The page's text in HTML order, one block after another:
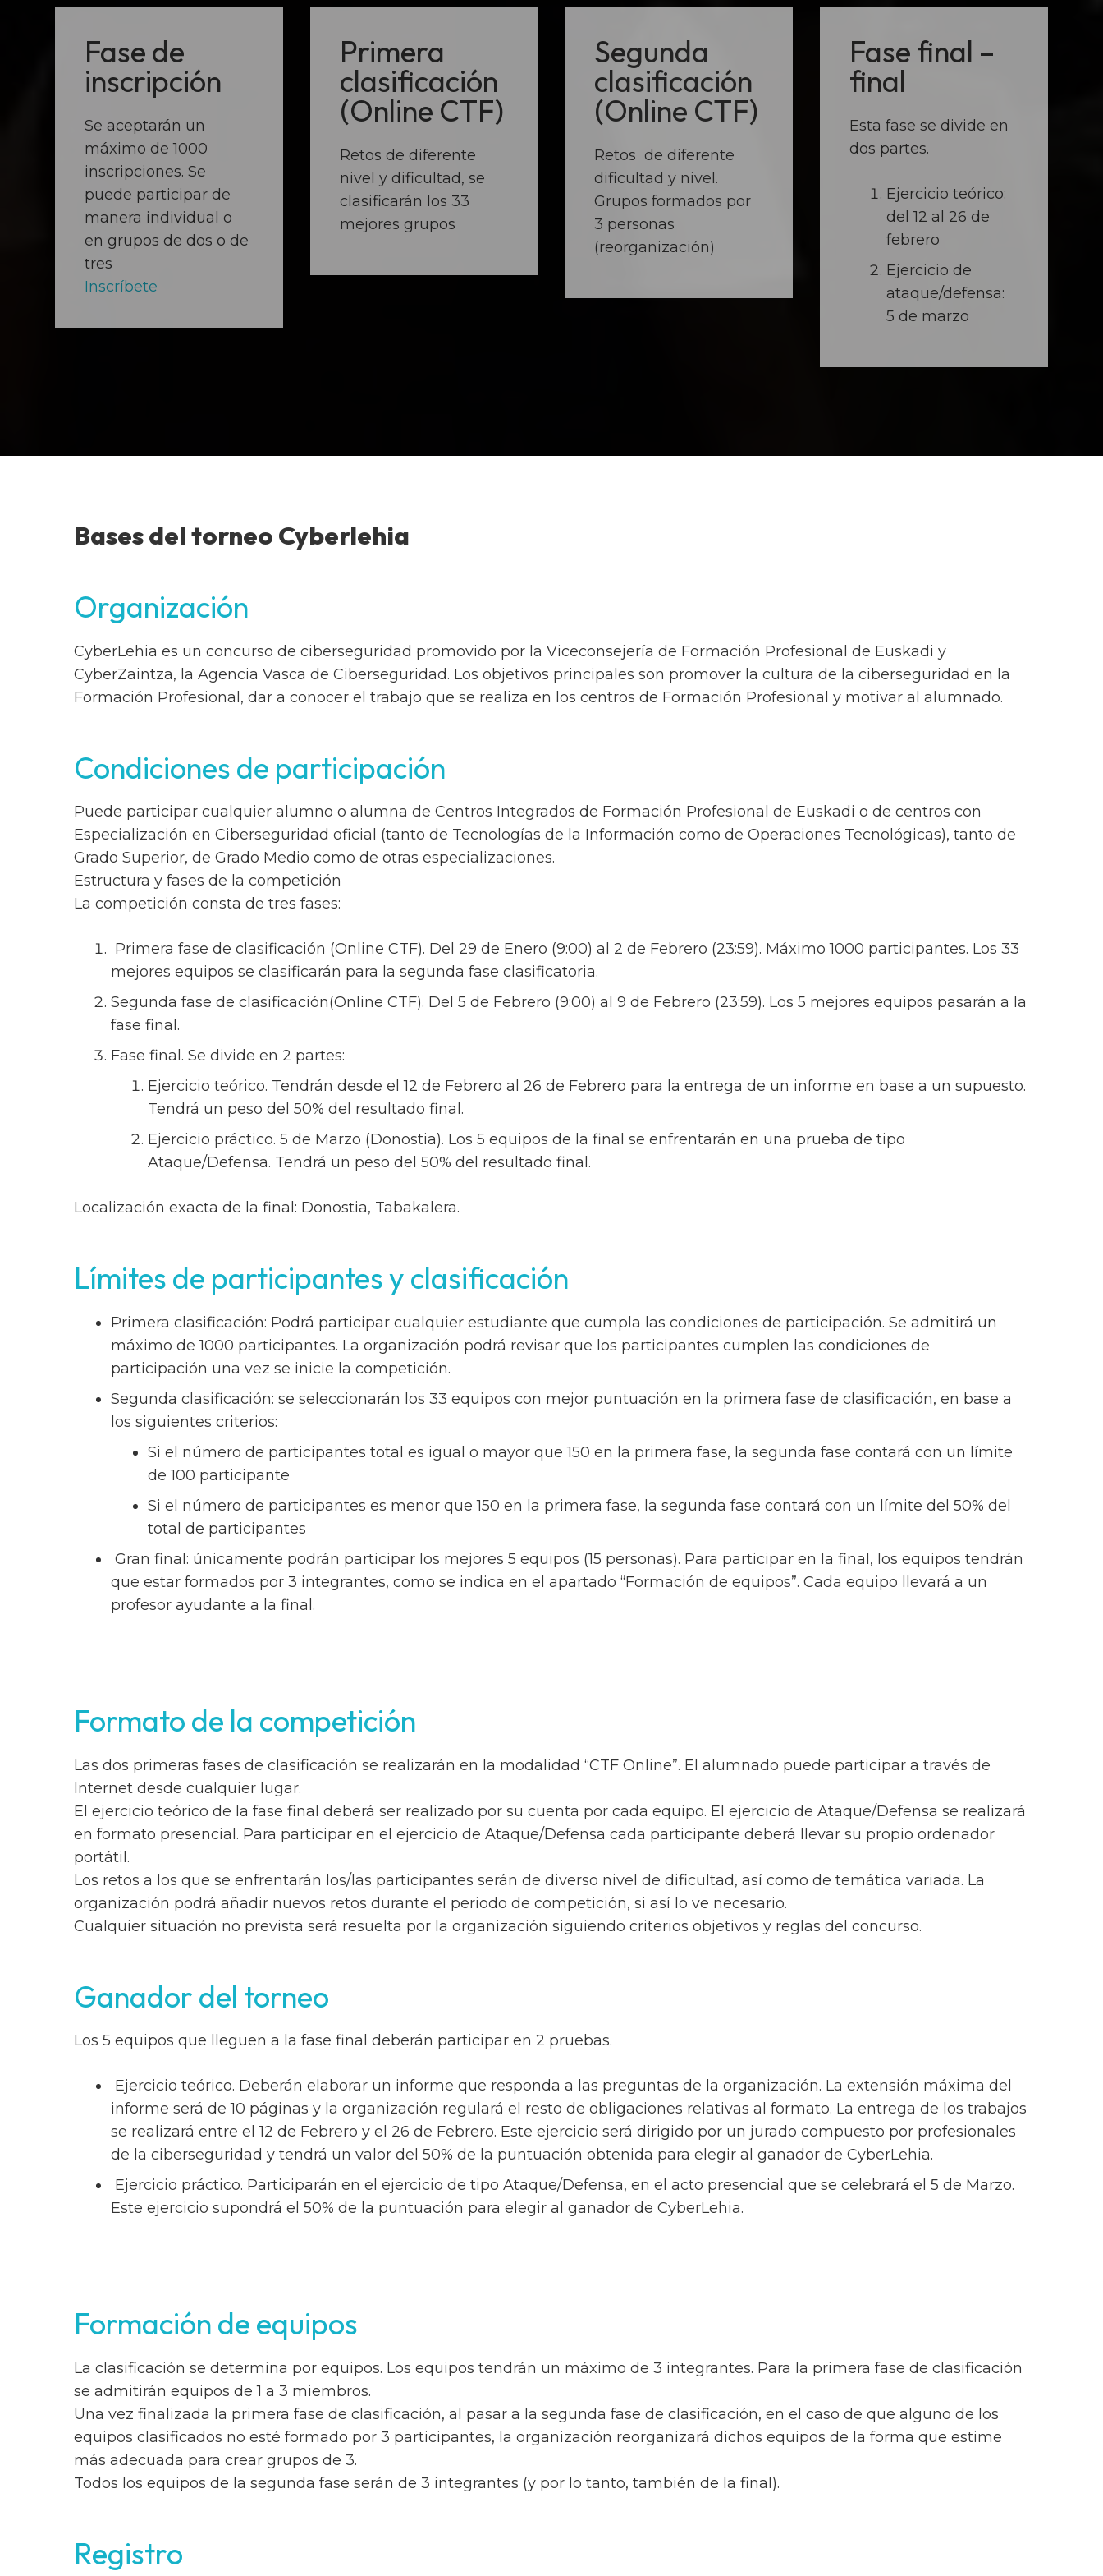
Fase de
inscripción
Se aceptarán un
máximo de 1000
inscripciones. Se
puede participar de
manera individual o
en grupos de dos o de
tres
Inscríbete
Primera
clasificación
(Online CTF)
Retos de diferente
nivel y dificultad, se
clasificarán los 33
mejores grupos
Segunda
clasificación
(Online CTF)
Retos de diferente
dificultad y nivel.
Grupos formados por
3 personas
(reorganización)
Fase final –
final
Esta fase se divide en
dos partes.
Ejercicio teórico:
del 12 al 26 de
febrero
Ejercicio de
ataque/defensa:
5 de marzo
Bases del torneo Cyberlehia
Organización
CyberLehia es un concurso de ciberseguridad promovido por la Viceconsejería de Formación Profesional de Euskadi y
CyberZaintza, la Agencia Vasca de Ciberseguridad. Los objetivos principales son promover la cultura de la ciberseguridad en la
Formación Profesional, dar a conocer el trabajo que se realiza en los centros de Formación Profesional y motivar al alumnado.
Condiciones de participación
Puede participar cualquier alumno o alumna de Centros Integrados de Formación Profesional de Euskadi o de centros con
Especialización en Ciberseguridad oficial (tanto de Tecnologías de la Información como de Operaciones Tecnológicas), tanto de
Grado Superior, de Grado Medio como de otras especializaciones.
Estructura y fases de la competición
La competición consta de tres fases:
Primera fase de clasificación (Online CTF). Del 29 de Enero (9:00) al 2 de Febrero (23:59). Máximo 1000 participantes. Los 33
mejores equipos se clasificarán para la segunda fase clasificatoria.
Segunda fase de clasificación(Online CTF). Del 5 de Febrero (9:00) al 9 de Febrero (23:59). Los 5 mejores equipos pasarán a la
fase final.
Fase final. Se divide en 2 partes:
Ejercicio teórico. Tendrán desde el 12 de Febrero al 26 de Febrero para la entrega de un informe en base a un supuesto.
Tendrá un peso del 50% del resultado final.
Ejercicio práctico. 5 de Marzo (Donostia). Los 5 equipos de la final se enfrentarán en una prueba de tipo
Ataque/Defensa. Tendrá un peso del 50% del resultado final.
Localización exacta de la final: Donostia, Tabakalera.
Límites de participantes y clasificación
Primera clasificación: Podrá participar cualquier estudiante que cumpla las condiciones de participación. Se admitirá un
máximo de 1000 participantes. La organización podrá revisar que los participantes cumplen las condiciones de
participación una vez se inicie la competición.
Segunda clasificación: se seleccionarán los 33 equipos con mejor puntuación en la primera fase de clasificación, en base a
los siguientes criterios:
Si el número de participantes total es igual o mayor que 150 en la primera fase, la segunda fase contará con un límite
de 100 participante
Si el número de participantes es menor que 150 en la primera fase, la segunda fase contará con un límite del 50% del
total de participantes
Gran final: únicamente podrán participar los mejores 5 equipos (15 personas). Para participar en la final, los equipos tendrán
que estar formados por 3 integrantes, como se indica en el apartado “Formación de equipos”. Cada equipo llevará a un
profesor ayudante a la final.
Formato de la competición
Las dos primeras fases de clasificación se realizarán en la modalidad “CTF Online”. El alumnado puede participar a través de
Internet desde cualquier lugar.
El ejercicio teórico de la fase final deberá ser realizado por su cuenta por cada equipo. El ejercicio de Ataque/Defensa se realizará
en formato presencial. Para participar en el ejercicio de Ataque/Defensa cada participante deberá llevar su propio ordenador
portátil.
Los retos a los que se enfrentarán los/las participantes serán de diverso nivel de dificultad, así como de temática variada. La
organización podrá añadir nuevos retos durante el periodo de competición, si así lo ve necesario.
Cualquier situación no prevista será resuelta por la organización siguiendo criterios objetivos y reglas del concurso.
Ganador del torneo
Los 5 equipos que lleguen a la fase final deberán participar en 2 pruebas.
Ejercicio teórico. Deberán elaborar un informe que responda a las preguntas de la organización. La extensión máxima del
informe será de 10 páginas y la organización regulará el resto de obligaciones relativas al formato. La entrega de los trabajos
se realizará entre el 12 de Febrero y el 26 de Febrero. Este ejercicio será dirigido por un jurado compuesto por profesionales
de la ciberseguridad y tendrá un valor del 50% de la puntuación obtenida para elegir al ganador de CyberLehia.
Ejercicio práctico. Participarán en el ejercicio de tipo Ataque/Defensa, en el acto presencial que se celebrará el 5 de Marzo.
Este ejercicio supondrá el 50% de la puntuación para elegir al ganador de CyberLehia.
Formación de equipos
La clasificación se determina por equipos. Los equipos tendrán un máximo de 3 integrantes. Para la primera fase de clasificación
se admitirán equipos de 1 a 3 miembros.
Una vez finalizada la primera fase de clasificación, al pasar a la segunda fase de clasificación, en el caso de que alguno de los
equipos clasificados no esté formado por 3 participantes, la organización reorganizará dichos equipos de la forma que estime
más adecuada para crear grupos de 3.
Todos los equipos de la segunda fase serán de 3 integrantes (y por lo tanto, también de la final).
Registro